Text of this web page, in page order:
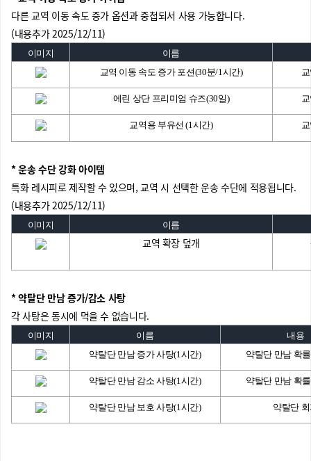
다른 교역 이동 속도 증가 옵션과 중첩되서 사용 가능합니다.
(내용추가 2025/12/11)
이미지
이름
교역 이동 속도 증가 포션(30분/1시간)
에린 상단 프리미엄 슈즈(30일)
교역용 부유선 (1시간)
* 운송 수단 강화 아이템
특화 레시피로 제작할 수 있으며, 교역 시 선택한 운송 수단에 적용됩니다.
(내용추가 2025/12/11)
이미지 이름
교역 확장 덮개
* 약탈단 만남 증가/감소 사탕
각 사탕은 동시에 먹을 수 없습니다.
이미지 이름
내용
약탈단 만남 증가 사탕(1시간)
약탈단 만남 확
약탈단 만남 감소 사탕(1시간) 약탈단 만남 확
약탈단 만남 보호 사탕(1시간) 약탈단